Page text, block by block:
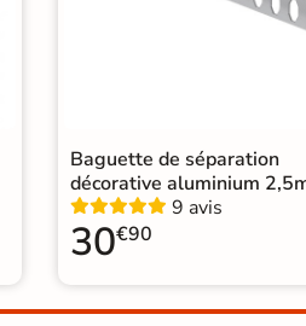
Baguette de séparation
décorative aluminium
9 avis
30€90